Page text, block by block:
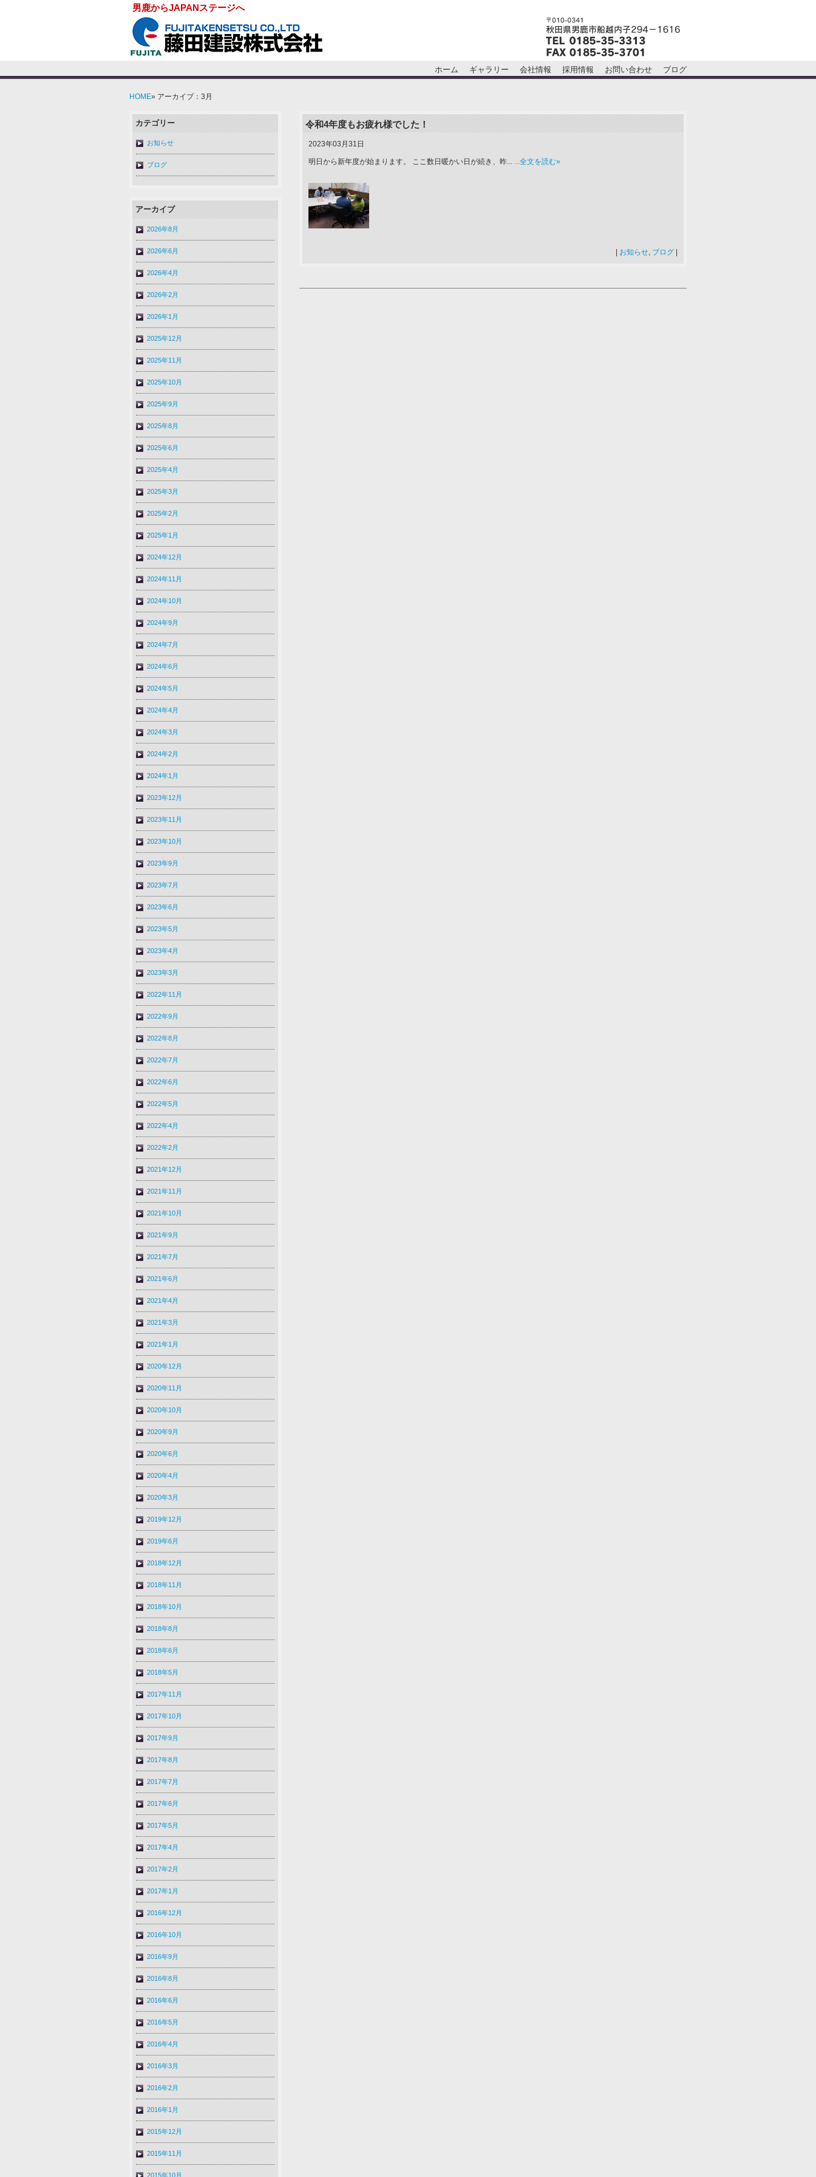
男鹿からJAPANステージへ
ホーム ギャラリー 会社情報 採用情報 お問い合わせ ブログ
HOME» アーカイブ：3月
カテゴリー
お知らせ
ブログ
アーカイブ
2026年8月
2026年6月
2026年4月
2026年2月
2026年1月
2025年12月
2025年11月
2025年10月
2025年9月
2025年8月
2025年6月
2025年4月
2025年3月
2025年2月
2025年1月
2024年12月
2024年11月
2024年10月
2024年9月
2024年7月
2024年6月
2024年5月
2024年4月
2024年3月
2024年2月
2024年1月
2023年12月
2023年11月
2023年10月
2023年9月
2023年7月
2023年6月
2023年5月
2023年4月
2023年3月
2022年11月
2022年9月
2022年8月
2022年7月
2022年6月
2022年5月
2022年4月
2022年2月
2021年12月
2021年11月
2021年10月
2021年9月
2021年7月
2021年6月
2021年4月
2021年3月
2021年1月
2020年12月
2020年11月
2020年10月
2020年9月
2020年6月
2020年4月
2020年3月
2019年12月
2019年6月
2018年12月
2018年11月
2018年10月
2018年8月
2018年6月
2018年5月
2017年11月
2017年10月
2017年9月
2017年8月
2017年7月
2017年6月
2017年5月
2017年4月
2017年2月
2017年1月
2016年12月
2016年10月
2016年9月
2016年8月
2016年6月
2016年5月
2016年4月
2016年3月
2016年2月
2016年1月
2015年12月
2015年11月
2015年10月
令和4年度もお疲れ様でした！
2023年03月31日
明日から新年度が始まります。 ここ数日暖かい日が続き、昨... ...全文を読む»
| お知らせ ブログ |